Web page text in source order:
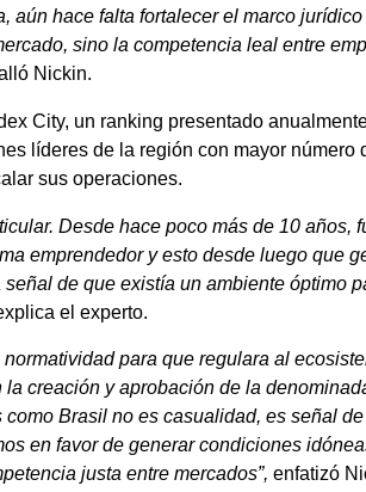
aún hace falta fortalecer el marco
sino la competencia leal entre
Nickin.
City, un ranking presentado
líderes de la región con mayor número
sus operaciones.
Desde hace poco más de 10 años,
emprendedor y esto desde luego que
de que existía un ambiente óptimo
el experto.
normatividad para que regulara al
creación y aprobación de la
Brasil no es casualidad, es señal
en favor de generar condiciones
justa entre mercados”, enfatizó